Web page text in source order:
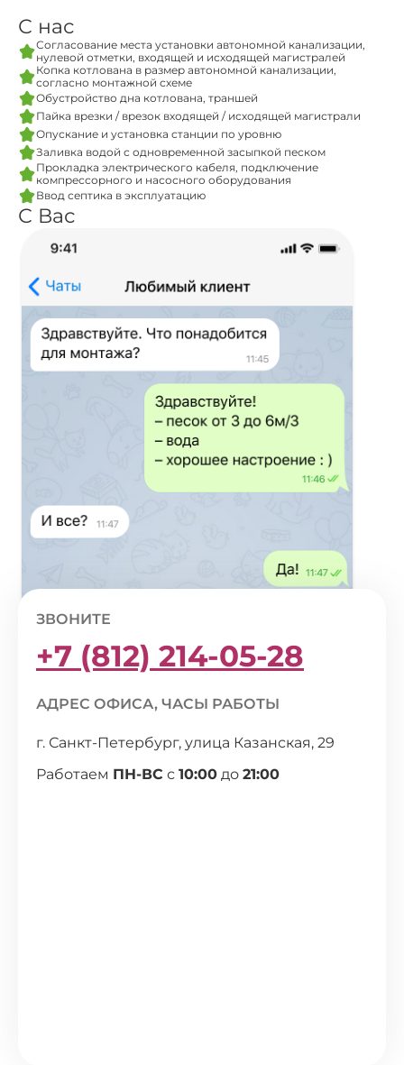
С нас
Согласование места установки автономной канализации,
нулевой отметки, входящей и исходящей магистралей
Копка котлована в размер автономной канализации,
согласно монтажной схеме
Обустройство дна котлована, траншей
Пайка врезки / врезок входящей / исходящей магистрали
Опускание и установка станции по уровню
Заливка водой с одновременной засыпкой песком
Прокладка электрического кабеля, подключение
компрессорного и насосного оборудования
Ввод септика в эксплуатацию
С Вас
ЗВОНИТЕ
+7 (812) 214-05-28
АДРЕС ОФИСА, ЧАСЫ РАБОТЫ
г. Санкт-Петербург, улица Казанская, 29
Работаем ПН-ВС с 10:00 до 21:00